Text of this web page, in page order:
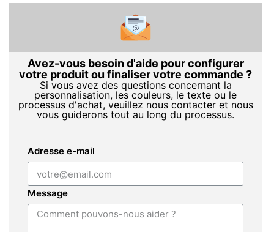
Avez-vous besoin d'aide pour configurer
votre produit ou finaliser votre commande ?
Si vous avez des questions concernant la
personnalisation, les couleurs, le texte ou le
processus d'achat, veuillez nous contacter et nous
vous guiderons tout au long du processus.
Adresse e-mail
Message